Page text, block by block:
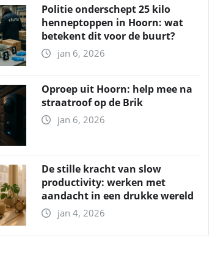
Politie onderschept 25 kilo
henneptoppen in Hoorn: wat
betekent dit voor de buurt?
jan 6, 2026
Oproep uit Hoorn: help mee na
straatroof op de Brik
jan 6, 2026
De stille kracht van slow
productivity: werken met
aandacht in een drukke wereld
jan 4, 2026